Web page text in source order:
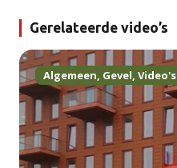
Gerelateerde video’s
Algemeen, Gevel, Video's